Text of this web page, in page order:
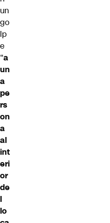
un
go
lp
e
“a
un
a
pe
rs
on
a
al
int
eri
or
de
l
lo